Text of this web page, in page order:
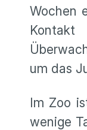
Wochen
um das
Im Zoo
wenige